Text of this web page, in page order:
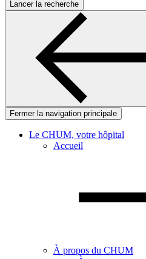
Lancer la recherche
Fermer la navigation principale
Le CHUM, votre hôpital
Accueil
À propos du CHUM